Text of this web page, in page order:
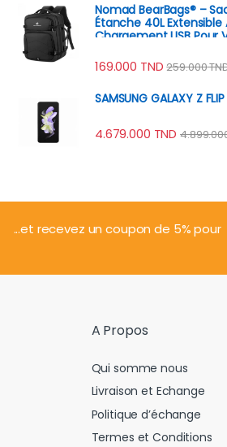
Nomad BearBags® –
Étanche 40L Extensible
Chargement USB Pour
169.000 TND 259.000
SAMSUNG GALAXY Z
4.679.000 TND
...et recevez un coupon de 5% pour
A Propos
Qui somme nous
Livraison et Echange
Politique d’échange
Termes et Conditions